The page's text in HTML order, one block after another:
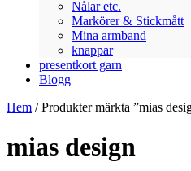
Nålar etc.
Markörer & Stickmått
Mina armband
knappar
presentkort garn
Blogg
Hem / Produkter märkta ”mias
mias design